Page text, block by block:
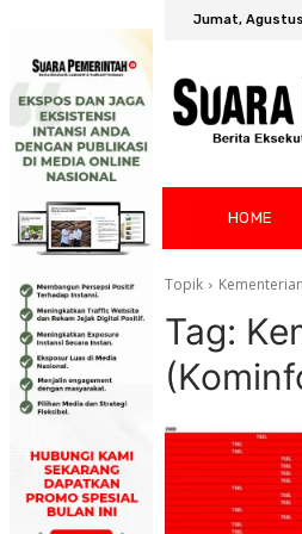
Jumat,
HOME
Topik
Tag: